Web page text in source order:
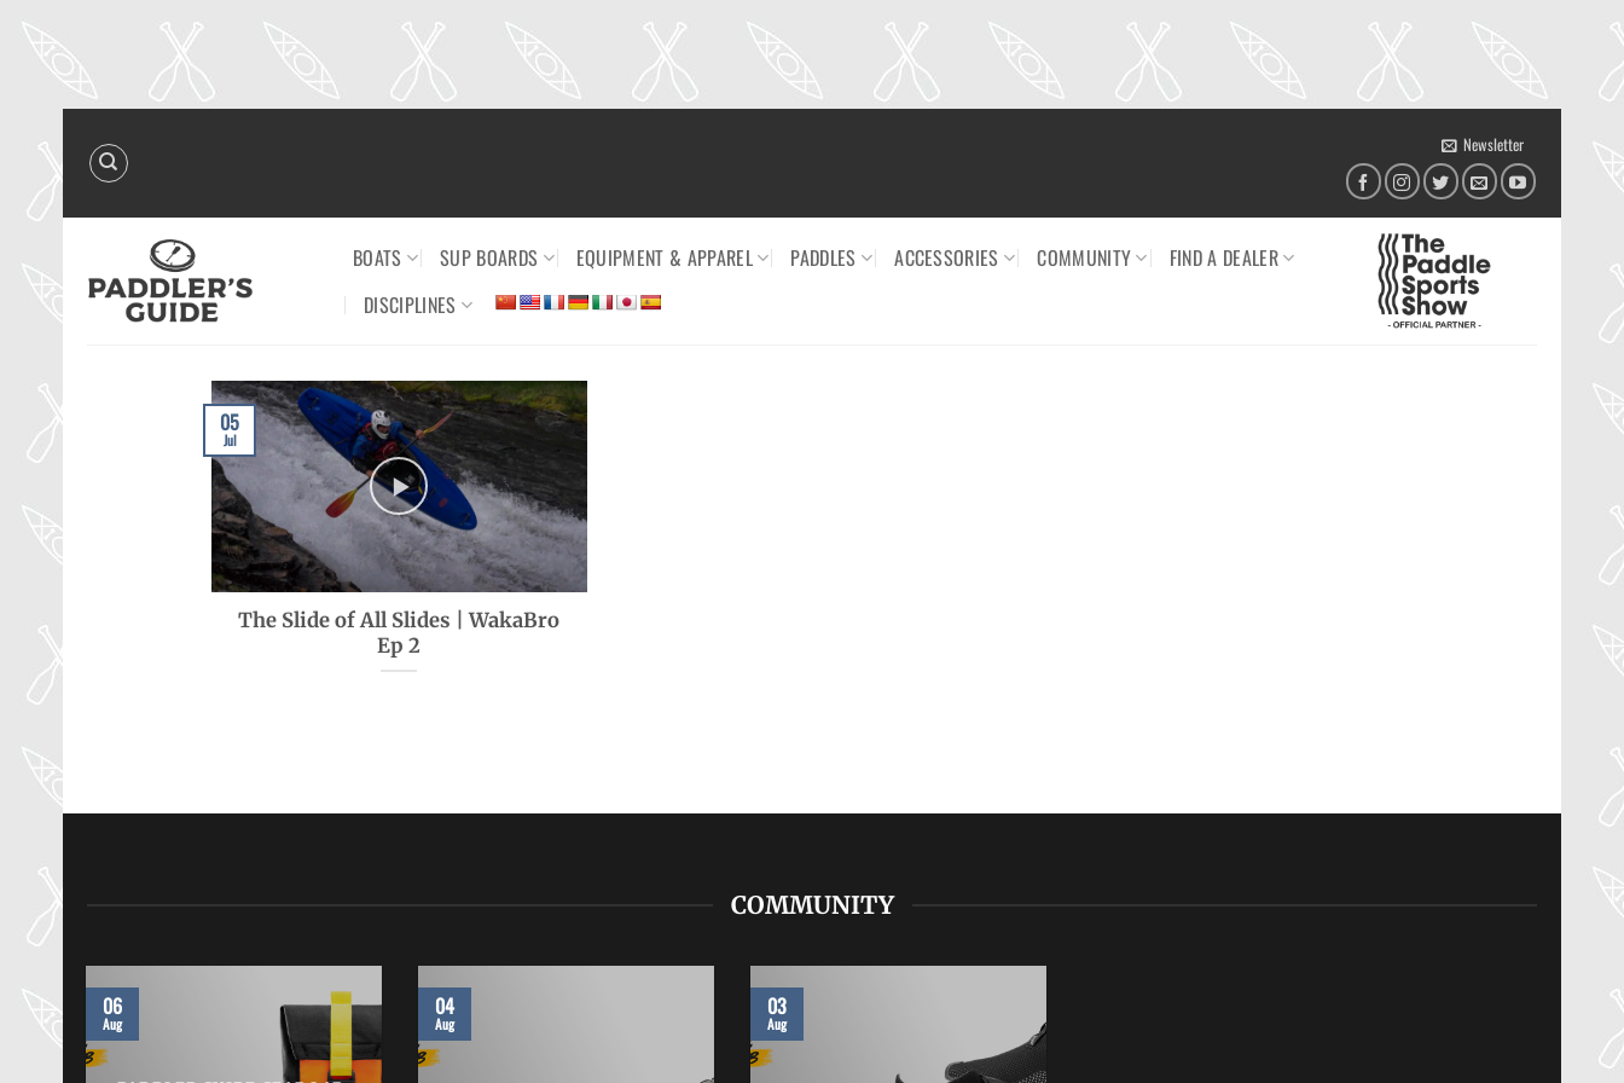
content
Newsletter
BOATS SUP BOARDS EQUIPMENT & APPAREL PADDLES ACCESSORIES COMMUNITY
FIND A DEALER
DISCIPLINES
The Slide of All Slides | WakaBro
Ep 2
05
Jul
COMMUNITY
06
Aug
04
Aug
03
Aug